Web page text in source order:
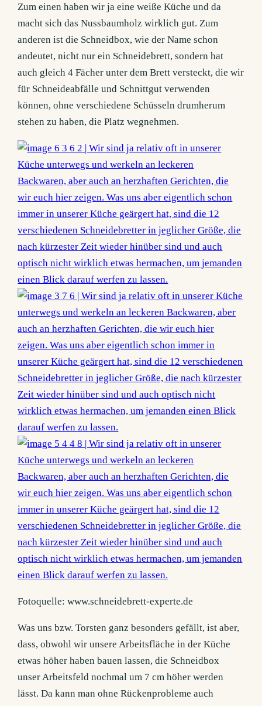
Zum einen haben wir ja eine weiße Küche und da
macht sich das Nussbaumholz wirklich gut. Zum
anderen ist die Schneidbox, wie der Name schon
andeutet, nicht nur ein Schneidebrett, sondern hat
auch gleich 4 Fächer unter dem Brett versteckt, die wir
für Schneideabfälle und Schnittgut verwenden
können, ohne verschiedene Schüsseln drumherum
stehen zu haben, die Platz wegnehmen.
Fotoquelle: www.schneidebrett-experte.de
Was uns bzw. Torsten ganz besonders gefällt, ist aber,
dass, obwohl wir unsere Arbeitsfläche in der Küche
etwas höher haben bauen lassen, die Schneidbox
unser Arbeitsfeld nochmal um 7 cm höher werden
lässt. Da kann man ohne Rückenprobleme auch